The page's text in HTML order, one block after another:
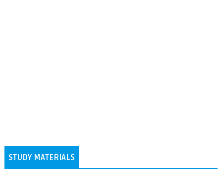
STUDY MATERIALS